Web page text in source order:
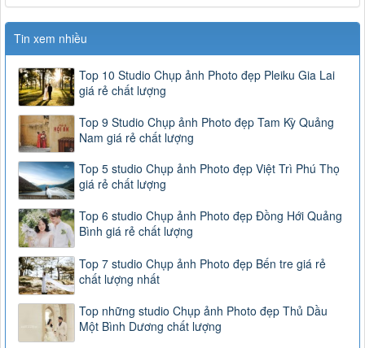
Tin xem nhiều
Top 10 Studio Chụp ảnh Photo đẹp Pleiku Gia Lai
giá rẻ chất lượng
Top 9 Studio Chụp ảnh Photo đẹp Tam Kỳ Quảng
Nam giá rẻ chất lượng
Top 5 studio Chụp ảnh Photo đẹp Việt Trì Phú Thọ
giá rẻ chất lượng
Top 6 studio Chụp ảnh Photo đẹp Đồng Hới Quảng
Bình giá rẻ chất lượng
Top 7 studio Chụp ảnh Photo đẹp Bến tre giá rẻ
chất lượng nhất
Top những studio Chụp ảnh Photo đẹp Thủ Dầu
Một Bình Dương chất lượng